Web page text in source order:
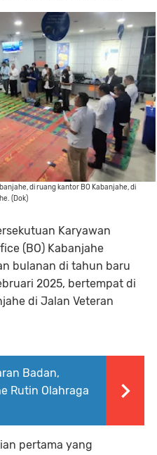
di ruang kantor BO Kabanjahe, di
(Dok)
Karyawan
(BO) Kabanjahe
bulanan di tahun baru
2025, bertempat di
di Jalan Veteran
Badan,
Rutin Olahraga
pertama yang